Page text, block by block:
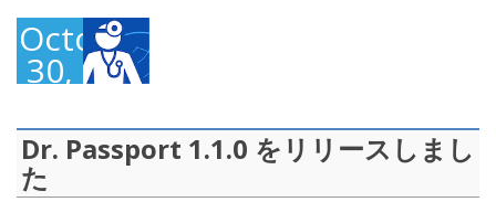
October
30,
Dr. Passport 1.1.0 をリリースしまし
た